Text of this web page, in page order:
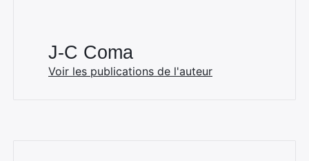
J-C Coma
Voir les publications de l'auteur